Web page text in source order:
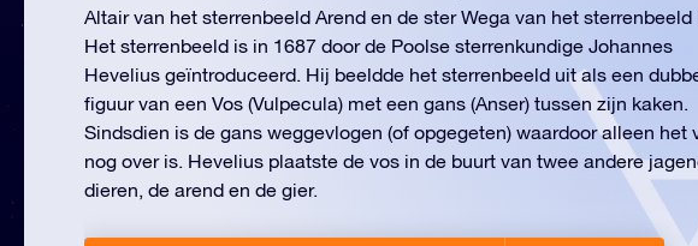
Altair van het sterrenbeeld Arend en de ster Wega van het sterrenbeeld
Het sterrenbeeld is in 1687 door de Poolse sterrenkundige Johannes
Hevelius geïntroduceerd. Hij beeldde het sterrenbeeld uit als een
figuur van een Vos (Vulpecula) met een gans (Anser) tussen zijn kaken.
Sindsdien is de gans weggevlogen (of opgegeten) waardoor alleen het
nog over is. Hevelius plaatste de vos in de buurt van twee andere
dieren, de arend en de gier.